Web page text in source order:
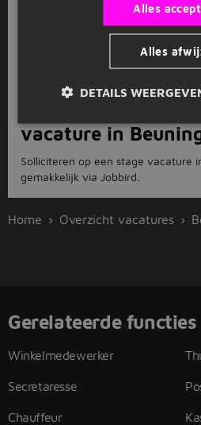
Hoeveel stage
Beuningen?
Er staan op dit moment 138 stage
vacature in
Solliciteren op een stage vacature
gemakkelijk via Jobbird.
Home Overzicht vacatures
Gerelateerde functies
Winkelmedewerker
Secretaresse
Chauffeur
Alles
Alles
DETAILS